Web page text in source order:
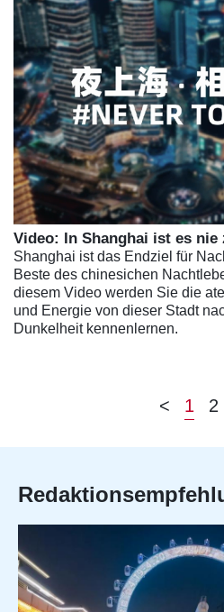
Video: In Shanghai ist es nie
Shanghai ist das Endziel für
Beste des chinesichen
diesem Video werden Sie die
und Energie von dieser Stadt
Dunkelheit kennenlernen.
< 1 2